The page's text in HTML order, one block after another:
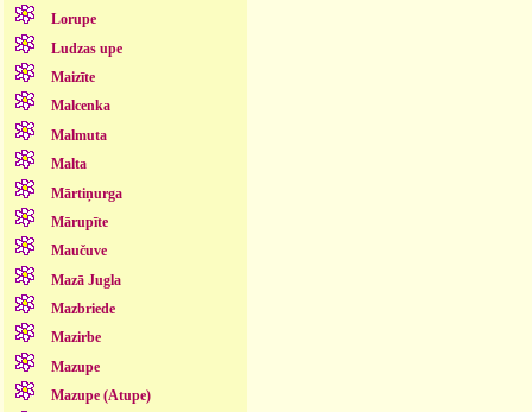
Lorupe
Ludzas upe
Maizīte
Malcenka
Malmuta
Malta
Mārtiņurga
Mārupīte
Maučuve
Mazā Jugla
Mazbriede
Mazirbe
Mazupe
Mazupe (Atupe)